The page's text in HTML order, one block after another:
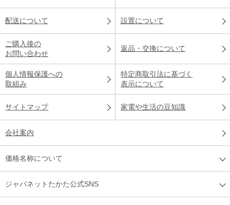
配送について 設置について
ご購入後の
お問い合わせ
返品・交換について
個人情報保護への
取組み
特定商取引法に基づく
表示について
サイトマップ 家電や生活の豆知識
会社案内
価格名称について
ジャパネットたかた公式SNS